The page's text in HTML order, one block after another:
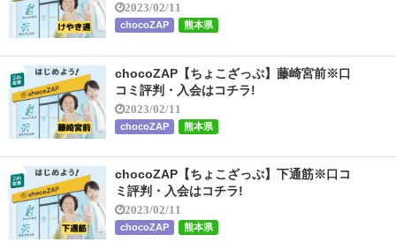
2023/02/11
chocoZAP 熊本県
chocoZAP【ちょこざっぷ】藤崎宮前※口
コミ評判・入会はコチラ!
2023/02/11
chocoZAP 熊本県
chocoZAP【ちょこざっぷ】下通筋※口コ
ミ評判・入会はコチラ!
2023/02/11
chocoZAP 熊本県